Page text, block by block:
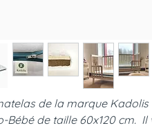
de la marque
Bébé de taille 60x120 cm.